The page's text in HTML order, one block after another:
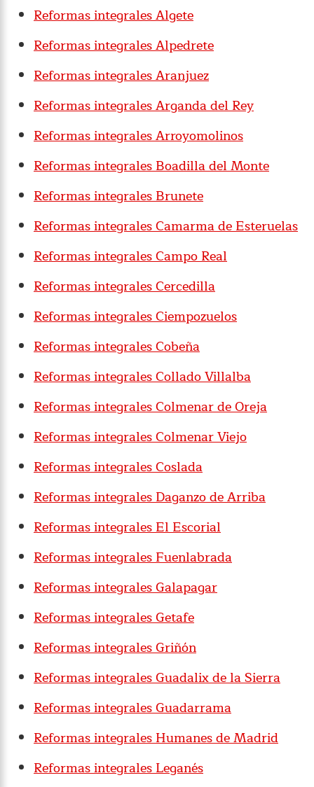
Reformas integrales Algete
Reformas integrales Alpedrete
Reformas integrales Aranjuez
Reformas integrales Arganda del Rey
Reformas integrales Arroyomolinos
Reformas integrales Boadilla del Monte
Reformas integrales Brunete
Reformas integrales Camarma de Esteruelas
Reformas integrales Campo Real
Reformas integrales Cercedilla
Reformas integrales Ciempozuelos
Reformas integrales Cobeña
Reformas integrales Collado Villalba
Reformas integrales Colmenar de Oreja
Reformas integrales Colmenar Viejo
Reformas integrales Coslada
Reformas integrales Daganzo de Arriba
Reformas integrales El Escorial
Reformas integrales Fuenlabrada
Reformas integrales Galapagar
Reformas integrales Getafe
Reformas integrales Griñón
Reformas integrales Guadalix de la Sierra
Reformas integrales Guadarrama
Reformas integrales Humanes de Madrid
Reformas integrales Leganés